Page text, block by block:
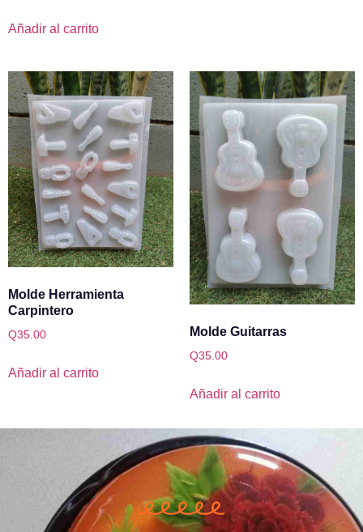
Añadir al carrito
Molde Herramienta
Carpintero
Q35.00
Añadir al carrito
Molde Guitarras
Q35.00
Añadir al carrito